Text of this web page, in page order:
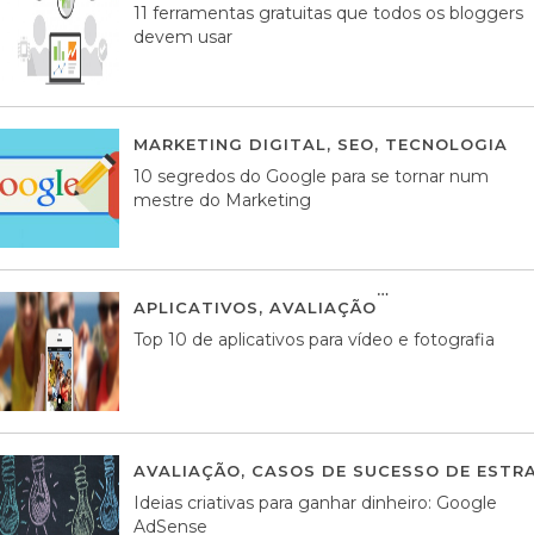
11 ferramentas gratuitas que todos os bloggers
devem usar
MARKETING DIGITAL, SEO, TECNOLOGIA
10 segredos do Google para se tornar num
mestre do Marketing
APLICATIVOS, AVALIAÇÃO
Top 10 de aplicativos para vídeo e fotografia
AVALIAÇÃO, CASOS DE SUCESSO DE
Ideias criativas para ganhar dinheiro: Google
AdSense